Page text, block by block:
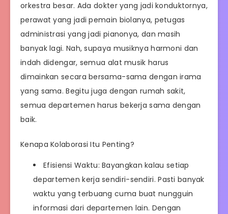
orkestra besar. Ada dokter yang jadi konduktornya,
perawat yang jadi pemain biolanya, petugas
administrasi yang jadi pianonya, dan masih
banyak lagi. Nah, supaya musiknya harmoni dan
indah didengar, semua alat musik harus
dimainkan secara bersama-sama dengan irama
yang sama. Begitu juga dengan rumah sakit,
semua departemen harus bekerja sama dengan
baik.
Kenapa Kolaborasi Itu Penting?
Efisiensi Waktu: Bayangkan kalau setiap
departemen kerja sendiri-sendiri. Pasti banyak
waktu yang terbuang cuma buat nungguin
informasi dari departemen lain. Dengan